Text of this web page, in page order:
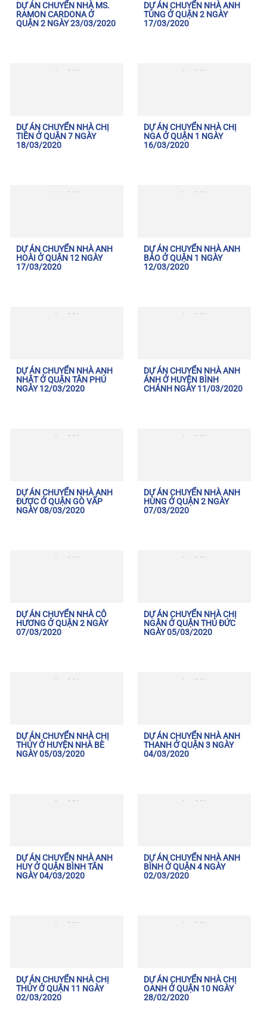
DỰ ÁN CHUYỂN NHÀ MS.
RAMON CARDONA Ở
QUẬN 2 NGÀY 23/03/2020
DỰ ÁN CHUYỂN NHÀ ANH
TÙNG Ở QUẬN 2 NGÀY
17/03/2020
DỰ ÁN CHUYỂN NHÀ CHỊ
TIÊN Ở QUẬN 7 NGÀY
18/03/2020
DỰ ÁN CHUYỂN NHÀ CHỊ
NGA Ở QUẬN 1 NGÀY
16/03/2020
DỰ ÁN CHUYỂN NHÀ ANH
HOÀI Ở QUẬN 12 NGÀY
17/03/2020
DỰ ÁN CHUYỂN NHÀ ANH
BẢO Ở QUẬN 1 NGÀY
12/03/2020
DỰ ÁN CHUYỂN NHÀ ANH
NHẬT Ở QUẬN TÂN PHÚ
NGÀY 12/03/2020
DỰ ÁN CHUYỂN NHÀ ANH
ÁNH Ở HUYỆN BÌNH
CHÁNH NGÀY 11/03/2020
DỰ ÁN CHUYỂN NHÀ ANH
ĐƯỢC Ở QUẬN GÒ VẤP
NGÀY 08/03/2020
DỰ ÁN CHUYỂN NHÀ ANH
HÙNG Ở QUẬN 2 NGÀY
07/03/2020
DỰ ÁN CHUYỂN NHÀ CÔ
HƯƠNG Ở QUẬN 2 NGÀY
07/03/2020
DỰ ÁN CHUYỂN NHÀ CHỊ
NGÂN Ở QUẬN THỦ ĐỨC
NGÀY 05/03/2020
DỰ ÁN CHUYỂN NHÀ CHỊ
THỦY Ở HUYỆN NHÀ BÈ
NGÀY 05/03/2020
DỰ ÁN CHUYỂN NHÀ ANH
THANH Ở QUẬN 3 NGÀY
04/03/2020
DỰ ÁN CHUYỂN NHÀ ANH
HUY Ở QUẬN BÌNH TÂN
NGÀY 04/03/2020
DỰ ÁN CHUYỂN NHÀ ANH
BÌNH Ở QUẬN 4 NGÀY
02/03/2020
DỰ ÁN CHUYỂN NHÀ CHỊ
THỦY Ở QUẬN 11 NGÀY
02/03/2020
DỰ ÁN CHUYỂN NHÀ CHỊ
OANH Ở QUẬN 10 NGÀY
28/02/2020